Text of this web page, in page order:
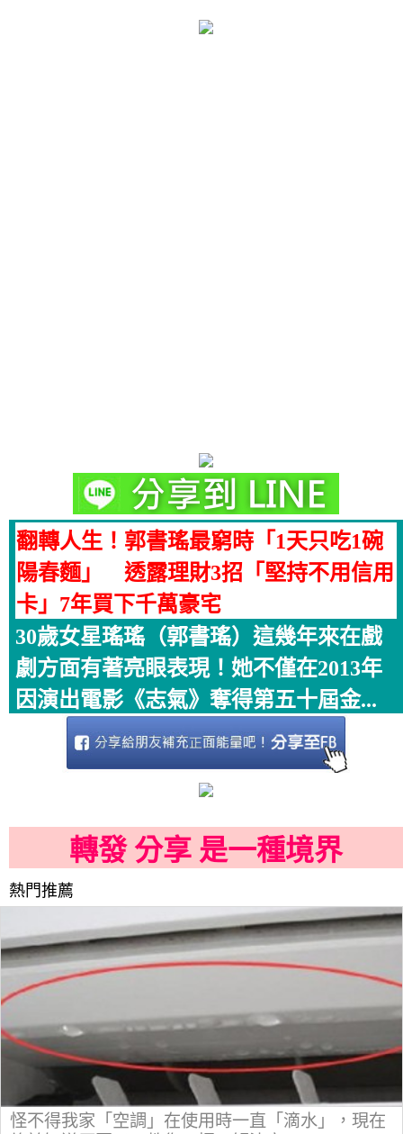
翻轉人生！郭書瑤最窮時「1天只吃1碗
陽春麵」 透露理財3招「堅持不用信用
卡」7年買下千萬豪宅
30歲女星瑤瑤（郭書瑤）這幾年來在戲
劇方面有著亮眼表現！她不僅在2013年
因演出電影《志氣》奪得第五十屆金...
轉發 分享 是一種境界
熱門推薦
怪不得我家「空調」在使用時一直「滴水」，現在